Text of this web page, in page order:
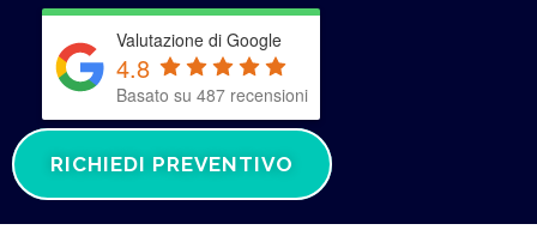
Valutazione di Google
4.8
Basato su 487 recensioni
RICHIEDI PREVENTIVO